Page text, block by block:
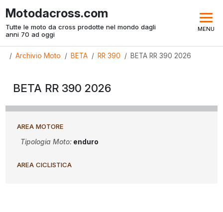
Motodacross.com
Tutte le moto da cross prodotte nel mondo dagli
anni 70 ad oggi
MENU
Archivio Moto BETA RR 390 BETA RR 390 2026
BETA RR 390 2026
AREA MOTORE
Tipologia Moto: enduro
AREA CICLISTICA